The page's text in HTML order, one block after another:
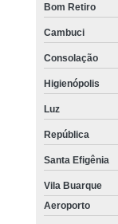
Bom Retiro
Cambuci
Consolação
Higienópolis
Luz
República
Santa Efigênia
Vila Buarque
Aeroporto